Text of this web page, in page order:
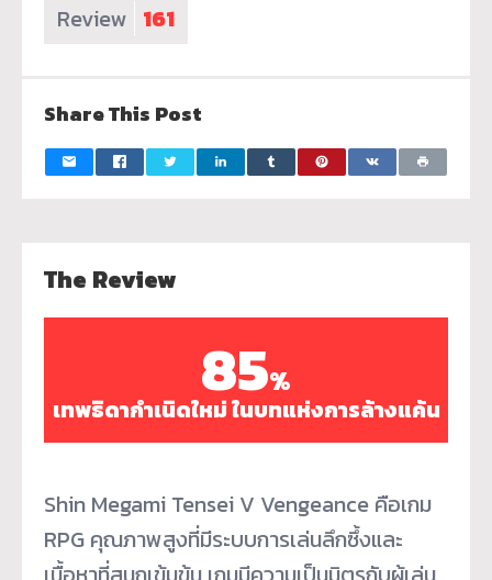
Review 161
Share This Post
The Review
85%
เทพธิดากำเนิดใหม่ ในบทแห่งการล้างแค้น
Shin Megami Tensei V Vengeance คือเกม
RPG คุณภาพสูงที่มีระบบการเล่นลึกซึ้งและ